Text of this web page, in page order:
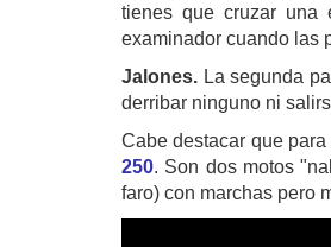
tienes que cruzar una
examinador cuando las
Jalones. La segunda
derribar ninguno ni
Cabe destacar que
250. Son dos motos
faro) con marchas pero